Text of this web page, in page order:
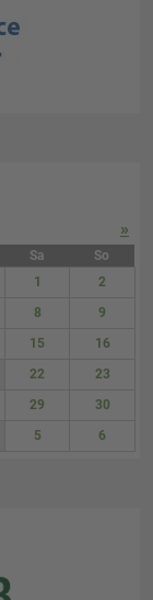
»
Sa
So
1
2
8
9
15
16
22
23
29
30
5 6